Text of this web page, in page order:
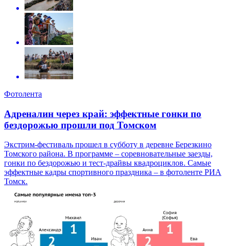
Фотолента
Адреналин через край: эффектные гонки по
бездорожью прошли под Томском
Экстрим-фестиваль прошел в субботу в деревне Березкино
Томского района. В программе – соревновательные заезды,
гонки по бездорожью и тест-драйвы квадроциклов. Самые
эффектные кадры спортивного праздника – в фотоленте РИА
Томск.